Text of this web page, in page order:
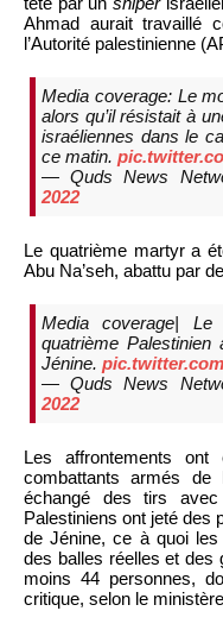
Ahmad aurait travaillé
l’Autorité palestinienne
Media coverage: Le
alors qu’il résistait à
israéliennes dans le
ce matin.
— Quds News
2022
Le quatrième martyr a
Abu Na’seh, abattu par
Media coverage| Le
quatrième
Jénine.
— Quds News
2022
Les affrontements
combattants armés de
échangé des tirs
Palestiniens ont jeté des
de Jénine, ce à quoi
des balles réelles et des
moins 44 personnes,
critique, selon le